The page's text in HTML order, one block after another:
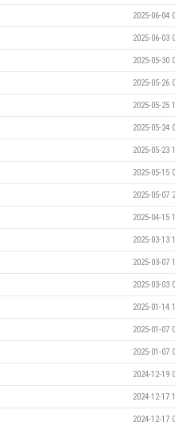
2025-06-04
2025-06-03
2025-05-30
2025-05-26
2025-05-25
2025-05-24
2025-05-23
2025-05-15
2025-05-07
2025-04-15
2025-03-13
2025-03-07
2025-03-03
2025-01-14
2025-01-07
2025-01-07
2024-12-19
2024-12-17
2024-12-17